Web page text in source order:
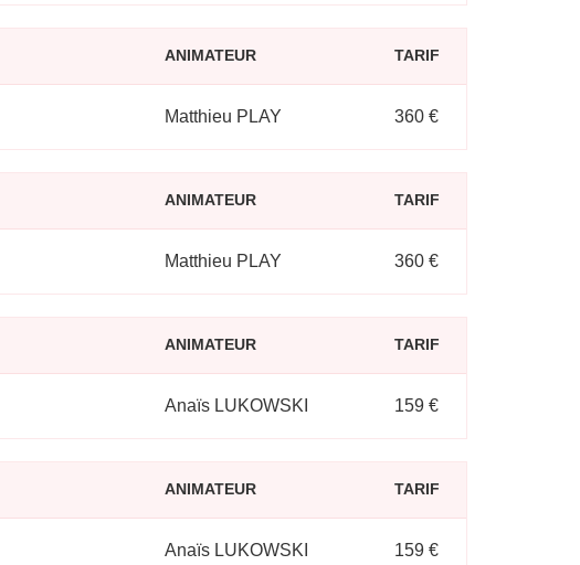
ANIMATEUR
Matthieu PLAY
TARIF
360 €
ANIMATEUR
Matthieu PLAY
TARIF
360 €
ANIMATEUR
Anaïs LUKOWSKI
TARIF
159 €
ANIMATEUR
Anaïs LUKOWSKI
TARIF
159 €